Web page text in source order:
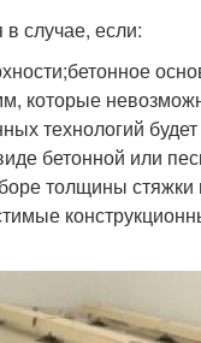
случае, если:
которые
технологий
бетонной или
толщины стяжки